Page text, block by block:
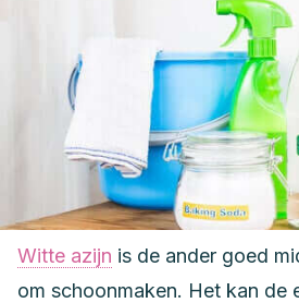
Witte azijn is de ander goed
om schoonmaken. Het kan de